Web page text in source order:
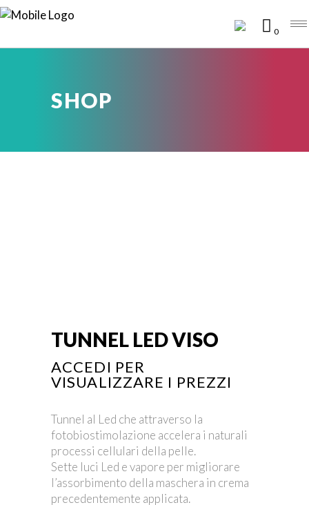
0
SHOP
TUNNEL LED VISO
ACCEDI PER
VISUALIZZARE I PREZZI
Tunnel al Led che attraverso la
fotobiostimolazione accelera i naturali
processi cellulari della pelle.
Sette luci Led e vapore per migliorare
l’assorbimento della maschera in crema
precedentemente applicata.